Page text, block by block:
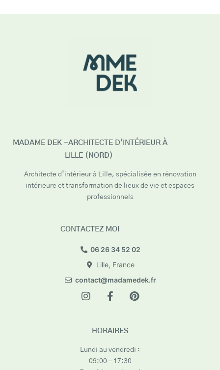
MADAME DEK -ARCHITECTE D’INTÉRIEUR À
LILLE (NORD)
Architecte d’intérieur à Lille, spécialisée en rénovation
intérieure et transformation de lieux de vie et espaces
professionnels
CONTACTEZ MOI
06 26 34 52 02
Lille, France
contact@madamedek.fr
HORAIRES
Lundi au vendredi :
09:00 – 17:30